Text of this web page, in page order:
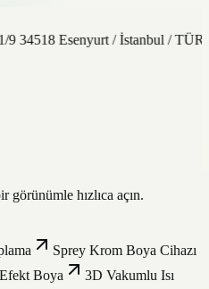
9 34518 Esenyurt / İstanbul /
hızlıca açın.
Sprey Krom Boya Cihazı
Boya
3D Vakumlu Isı